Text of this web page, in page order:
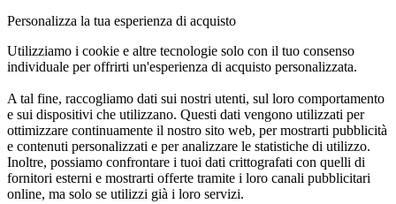
Personalizza la tua esperienza di acquisto
Utilizziamo i cookie e altre tecnologie solo con il tuo consenso
individuale per offrirti un'esperienza di acquisto personalizzata.
A tal fine, raccogliamo dati sui nostri utenti, sul loro comportamento
e sui dispositivi che utilizzano. Questi dati vengono utilizzati per
ottimizzare continuamente il nostro sito web, per mostrarti pubblicità
e contenuti personalizzati e per analizzare le statistiche di utilizzo.
Inoltre, possiamo confrontare i tuoi dati crittografati con quelli di
fornitori esterni e mostrarti offerte tramite i loro canali pubblicitari
online, ma solo se utilizzi già i loro servizi.